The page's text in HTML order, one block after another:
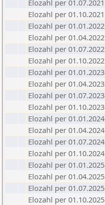
Elozahl per 01.07.2021
Elozahl per 01.10.2021
Elozahl per 01.01.2022
Elozahl per 01.04.2022
Elozahl per 01.07.2022
Elozahl per 01.10.2022
Elozahl per 01.01.2023
Elozahl per 01.04.2023
Elozahl per 01.07.2023
Elozahl per 01.10.2023
Elozahl per 01.01.2024
Elozahl per 01.04.2024
Elozahl per 01.07.2024
Elozahl per 01.10.2024
Elozahl per 01.01.2025
Elozahl per 01.04.2025
Elozahl per 01.07.2025
Elozahl per 01.10.2025